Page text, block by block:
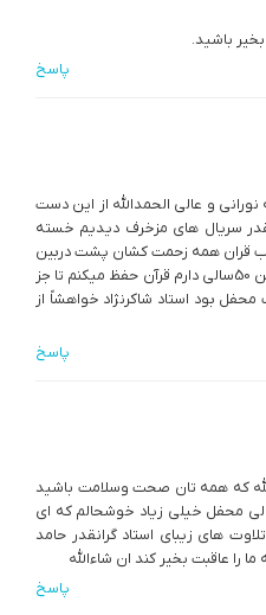
باشید.
پاسخ
و عالی الحمدالله از این دست
سریال های مزخرف دیدیم خسته
قران همه زحمت کشان پشت دربین
و جلوی دوربین استادان قرآن من با سن 50سالی دارم قرآن حفظ میکنم تا جز
بود استاد شاکرنژاد خواهشاً از
پاسخ
که همه تان صحت وسلامت باشید
محفل خیلی زیاد خوشحالم که ای
های زیبای استاد گرانقدر حامد
را عاقبت بخیر کند ان شاءالله
پاسخ